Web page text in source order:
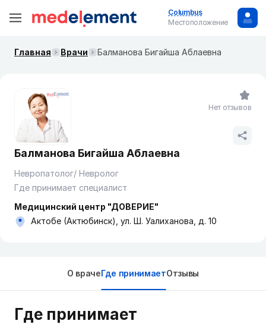
Columbus
Местоположение
Главная Врачи Балманова Бигайша Аблаевна
Балманова Бигайша Аблаевна
Невропатолог/ Невролог
Где принимает специалист
Медицинский центр "ДОВЕРИЕ"
Актобе (Актюбинск), ул. Ш. Уалиханова, д. 10
Нет отзывов
О врачеГде принимаетОтзывы
Где принимает